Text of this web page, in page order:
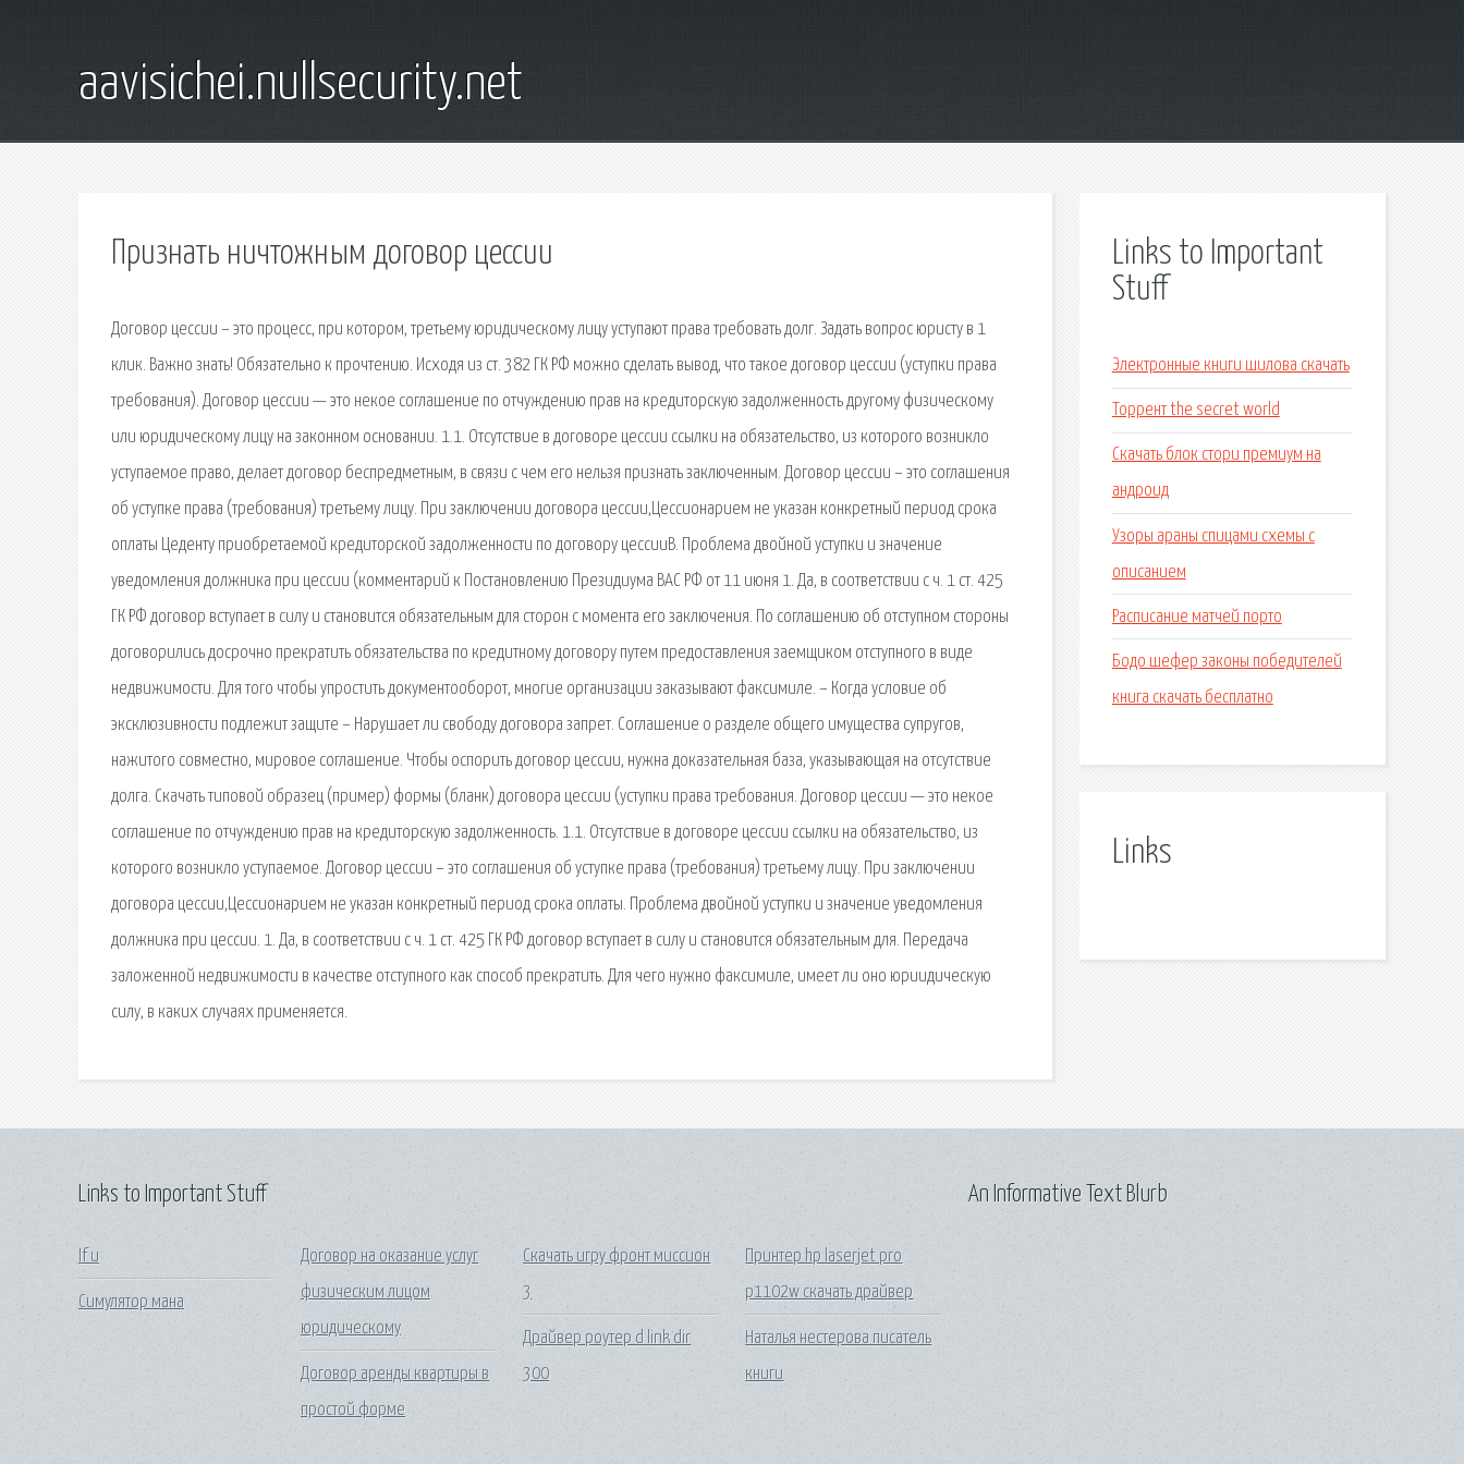
aavisichei.nullsecurity.net
Признать ничтожным договор цессии
Договор цессии – это процесс, при котором, третьему юридическому лицу уступают права требовать долг. Задать вопрос юристу в 1
клик. Важно знать! Обязательно к прочтению. Исходя из ст. 382 ГК РФ можно сделать вывод, что такое договор цессии (уступки права
требования). Договор цессии — это некое соглашение по отчуждению прав на кредиторскую задолженность другому физическому
или юридическому лицу на законном основании. 1.1. Отсутствие в договоре цессии ссылки на обязательство, из которого возникло
уступаемое право, делает договор беспредметным, в связи с чем его нельзя признать заключенным. Договор цессии – это соглашения
об уступке права (требования) третьему лицу. При заключении договора цессии,Цессионарием не указан конкретный период срока
оплаты Цеденту приобретаемой кредиторской задолженности по договору цессииВ. Проблема двойной уступки и значение
уведомления должника при цессии (комментарий к Постановлению Президиума ВАС РФ от 11 июня 1. Да, в соответствии с ч. 1 ст. 425
ГК РФ договор вступает в силу и становится обязательным для сторон с момента его заключения. По соглашению об отступном стороны
договорились досрочно прекратить обязательства по кредитному договору путем предоставления заемщиком отступного в виде
недвижимости. Для того чтобы упростить документооборот, многие организации заказывают факсимиле. – Когда условие об
эксклюзивности подлежит защите – Нарушает ли свободу договора запрет. Соглашение о разделе общего имущества супругов,
нажитого совместно, мировое соглашение. Чтобы оспорить договор цессии, нужна доказательная база, указывающая на отсутствие
долга. Скачать типовой образец (пример) формы (бланк) договора цессии (уступки права требования. Договор цессии — это некое
соглашение по отчуждению прав на кредиторскую задолженность. 1.1. Отсутствие в договоре цессии ссылки на обязательство, из
которого возникло уступаемое. Договор цессии – это соглашения об уступке права (требования) третьему лицу. При заключении
договора цессии,Цессионарием не указан конкретный период срока оплаты. Проблема двойной уступки и значение уведомления
должника при цессии. 1. Да, в соответствии с ч. 1 ст. 425 ГК РФ договор вступает в силу и становится обязательным для. Передача
заложенной недвижимости в качестве отступного как способ прекратить. Для чего нужно факсимиле, имеет ли оно юриидическую
силу, в каких случаях применяется.
Links to Important
Stuff
Электронные книги шилова скачать
Торрент the secret world
Скачать блок стори премиум на
андроид
Узоры араны спицами схемы с
описанием
Расписание матчей порто
Бодо шефер законы победителей
книга скачать бесплатно
Links
Links to Important Stuff
If u
Симулятор мана
Договор на оказание услуг
физическим лицом
юридическому
Договор аренды квартиры в
простой форме
Скачать игру фронт миссион
3
Драйвер роутер d link dir
300
Принтер hp laserjet pro
p1102w скачать драйвер
Наталья нестерова писатель
книги
An Informative Text Blurb